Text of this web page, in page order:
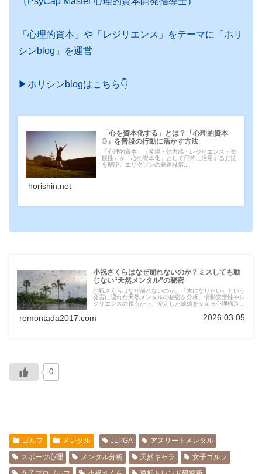
「心理的資本」や「レジリエンス」をテーマに「ホリ
シンblog」を運営
▶ホリシンblogはこちら👇
「心を資本化する」とは？「心理的資本
®」を普段の行動に活かす方法
「心理的資本」（希望・効力感・レジリエンス・楽
観性）を「心の資本化」として日常に活用する方法
を解説。エリクソンの発達段階...
horishin.net
小祝さくらはなぜ崩れないのか？ミスしても動
じない“天然メンタル”の秘密
小祝さくらはなぜ崩れないのか。「木になりたい」という
発言に隠れた天然メンタルの秘密を分析。情動安定性やレ
ジリエンスの視点から、安定した成績を支える心理構造を
remontada2017.com 2026.03.05
0
ゴルフ メンタル JLPGA
アスリートメンタル
スポーツ心理
メンタル分析 天然キャラ
女子ゴルフ